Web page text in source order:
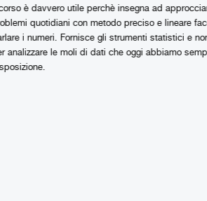
utile perchè insegna ad approcciare i
con metodo preciso e lineare facendo
Fornisce gli strumenti statistici e non, necessari
moli di dati che oggi abbiamo sempre più a